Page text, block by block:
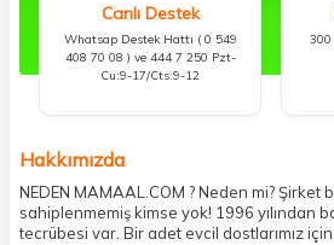
Canlı Destek
Whatsap Destek Hattı ( 0 549
408 70 08 ) ve 444 7 250 Pzt-
Cu:9-17/Cts:9-12
Hakkımızda
NEDEN MAMAAL.COM ? Neden mi?
sahiplenmemiş kimse yok! 1996 yılından
tecrübesi var. Bir adet evcil dostlarımız